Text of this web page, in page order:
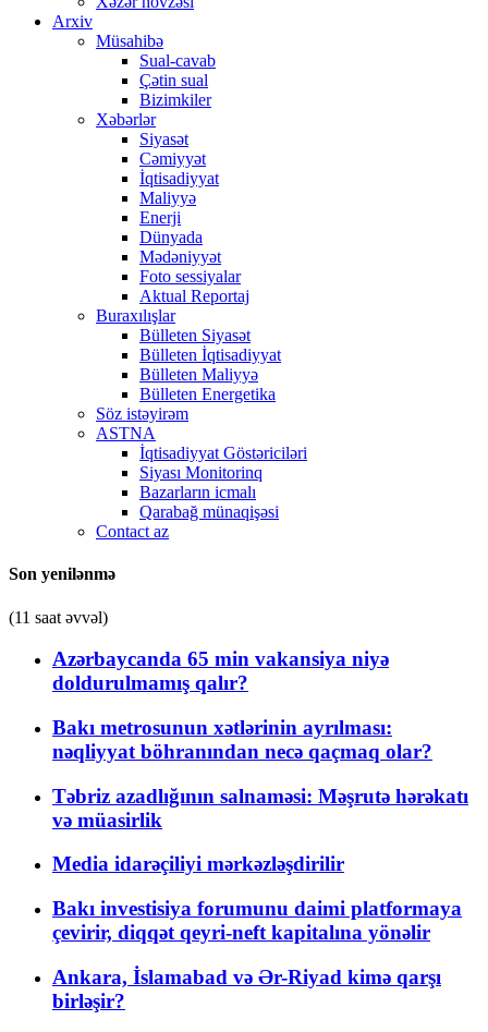
Arxiv
Müsahibə
Sual-cavab
Çətin sual
Bizimkiler
Xəbərlər
Siyasət
Cəmiyyət
İqtisadiyyat
Maliyyə
Enerji
Dünyada
Mədəniyyət
Foto sessiyalar
Aktual Reportaj
Buraxılışlar
Bülleten Siyasət
Bülleten İqtisadiyyat
Bülleten Maliyyə
Bülleten Energetika
Söz istəyirəm
ASTNA
İqtisadiyyat Göstəriciləri
Siyası Monitorinq
Bazarların icmalı
Qarabağ münaqişəsi
Contact az
Son yenilənmə
(11 saat əvvəl)
Azərbaycanda 65 min vakansiya niyə
doldurulmamış qalır?
Bakı metrosunun xətlərinin ayrılması:
nəqliyyat böhranından necə qaçmaq olar?
Təbriz azadlığının salnaməsi: Məşrutə hərəkatı
və müasirlik
Media idarəçiliyi mərkəzləşdirilir
Bakı investisiya forumunu daimi platformaya
çevirir, diqqət qeyri-neft kapitalına yönəlir
Ankara, İslamabad və Ər-Riyad kimə qarşı
birləşir?